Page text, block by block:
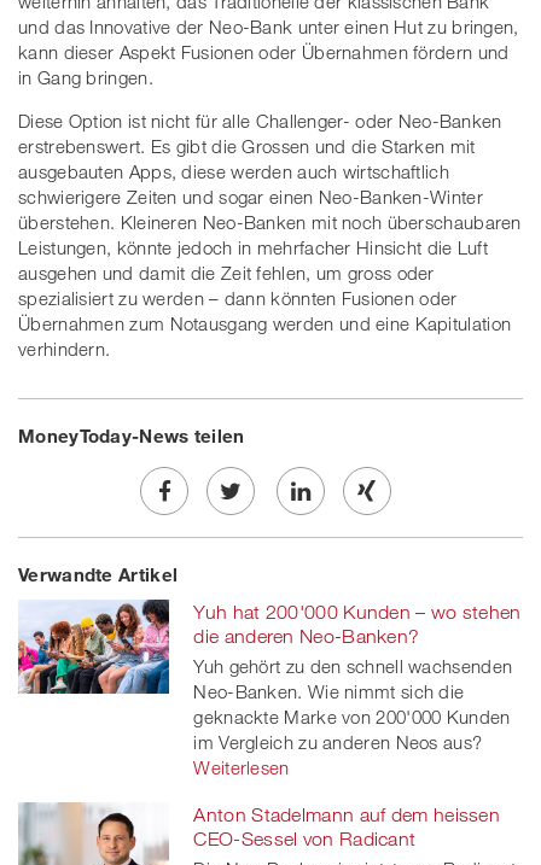
und das Innovative der Neo-Bank unter einen Hut zu bringen,
kann dieser Aspekt Fusionen oder Übernahmen fördern und
in Gang bringen.
Diese Option ist nicht für alle Challenger- oder Neo-Banken
erstrebenswert. Es gibt die Grossen und die Starken mit
ausgebauten Apps, diese werden auch wirtschaftlich
schwierigere Zeiten und sogar einen Neo-Banken-Winter
überstehen. Kleineren Neo-Banken mit noch überschaubaren
Leistungen, könnte jedoch in mehrfacher Hinsicht die Luft
ausgehen und damit die Zeit fehlen, um gross oder
spezialisiert zu werden – dann könnten Fusionen oder
Übernahmen zum Notausgang werden und eine Kapitulation
verhindern.
MoneyToday-News teilen
Share
on
Facebook
Twe
on
twitt
er
Share
linkedin
Share
Xing
Verwandte Artikel
Yuh hat 200'000 Kunden – wo stehen
die anderen Neo-Banken?
Yuh gehört zu den schnell wachsenden
Neo-Banken. Wie nimmt sich die
geknackte Marke von 200'000 Kunden
im Vergleich zu anderen Neos aus?
Weiterlesen
Anton Stadelmann auf dem heissen
CEO-Sessel von Radicant